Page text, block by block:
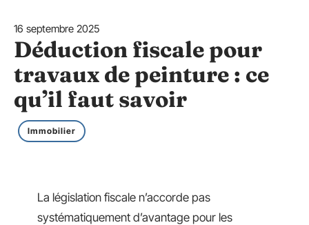
16 septembre 2025
Déduction fiscale pour
travaux de peinture : ce
qu’il faut savoir
Immobilier
La législation fiscale n’accorde pas
systématiquement d’avantage pour les